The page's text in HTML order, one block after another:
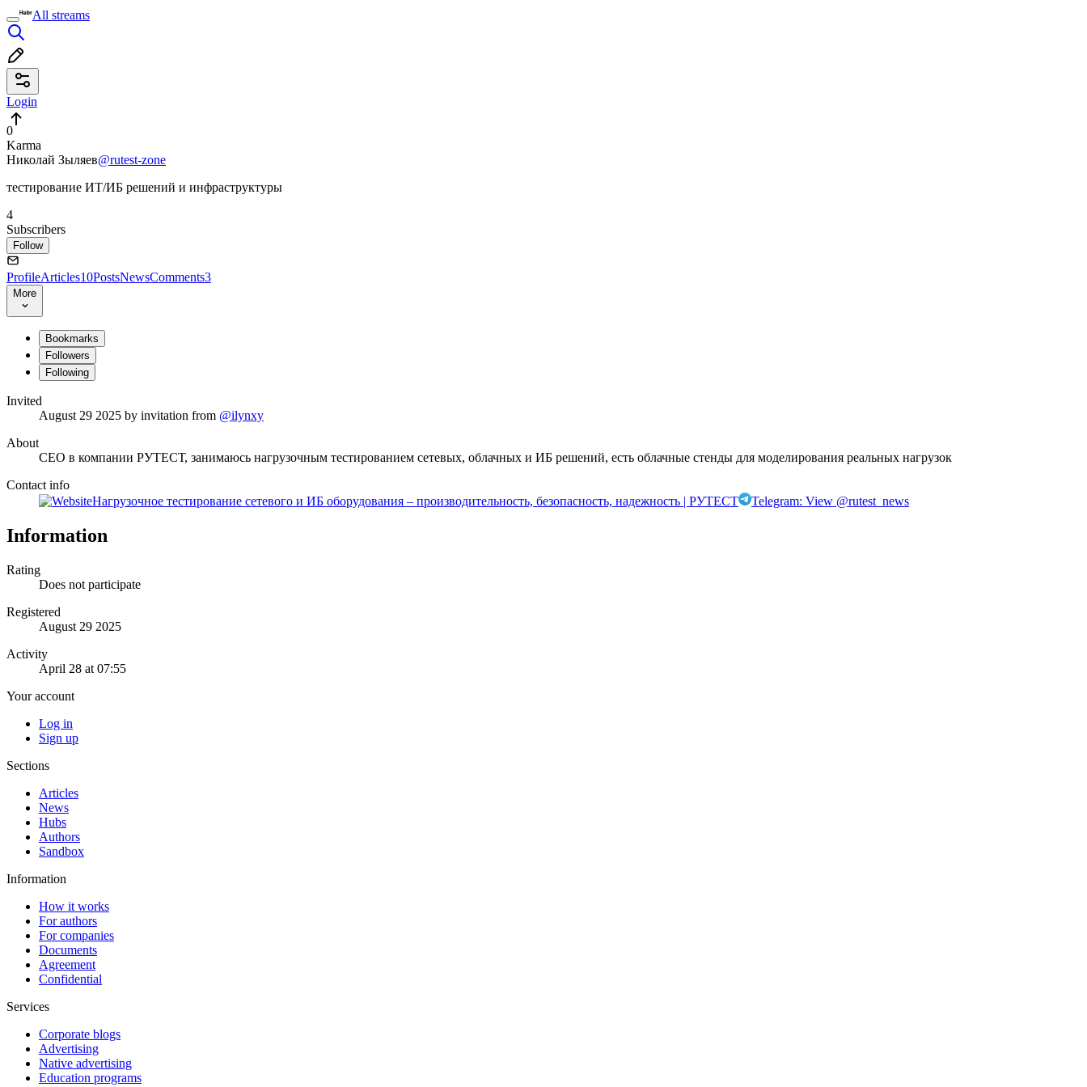
All streams
Login
0
Karma
Николай Зыляев@rutest-zone
тестирование ИТ/ИБ решений и инфраструктуры
4
Subscribers
Follow
ProfileArticles10PostsNewsComments3
More
Bookmarks
Followers
Following
Invited
August 29 2025 by invitation from @ilynxy
About
CEO в компании РУТЕСТ, занимаюсь нагрузочным тестированием сетевых, облачных и ИБ решений, есть облачные стенды для моделирования реальных нагрузок
Contact info
Нагрузочное тестирование сетевого и ИБ оборудования – производительность, безопасность, надежность | РУТЕСТ
Telegram: View @rutest_news
Information
Rating
Does not participate
Registered
August 29 2025
Activity
April 28 at 07:55
Your account
Log in
Sign up
Sections
Articles
News
Hubs
Authors
Sandbox
Information
How it works
For authors
For companies
Documents
Agreement
Confidential
Services
Corporate blogs
Advertising
Native advertising
Education programs